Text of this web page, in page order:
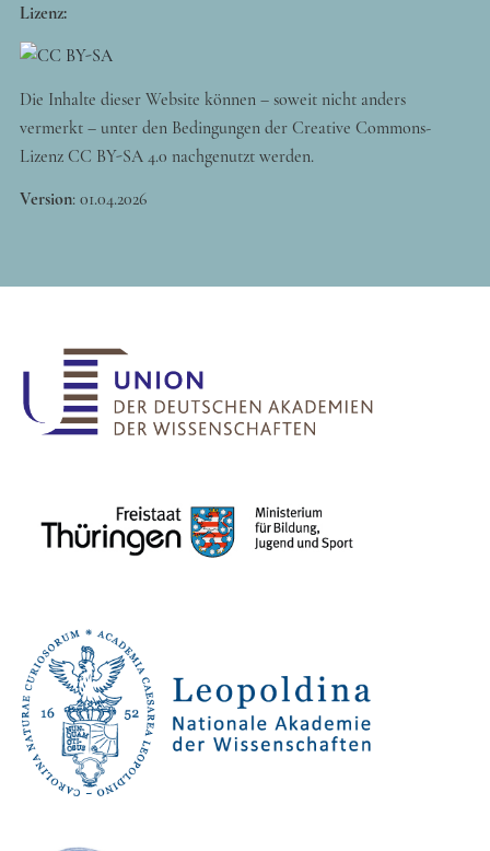
Lizenz:
Die Inhalte dieser Website können – soweit nicht anders
vermerkt – unter den Bedingungen der Creative Commons-
Lizenz CC BY-SA 4.0 nachgenutzt werden.
Version: 01.04.2026